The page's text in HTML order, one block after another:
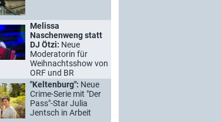
Melissa
Naschenweng statt
DJ Ötzi: Neue
Moderatorin für
Weihnachtsshow von
ORF und BR
"Keltenburg": Neue
Crime-Serie mit "Der
Pass"-Star Julia
Jentsch in Arbeit